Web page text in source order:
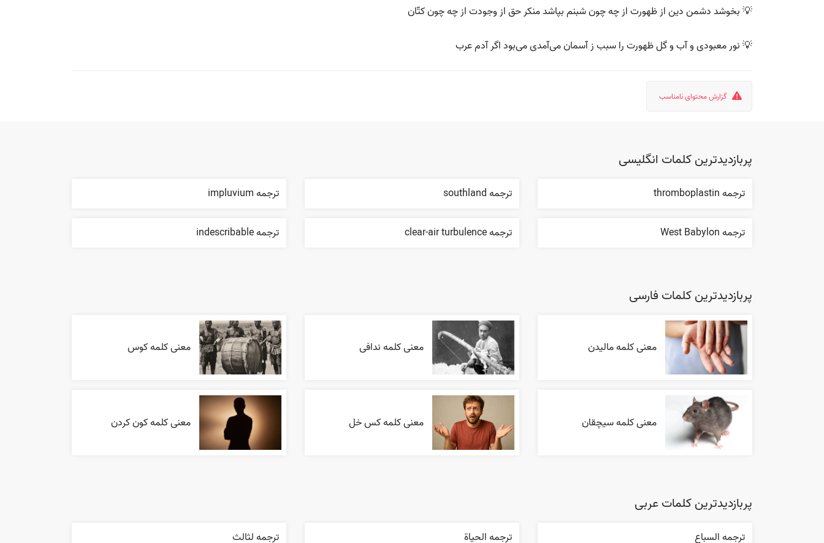
💡 بخوشد دشمن دین از ظهورت از چه چون شبنم بپاشد منکر حق از وجودت از چه چون کتّان
💡 نور معبودی و آب و گل ظهورت را سبب ز آسمان می‌آمدی می‌بود اگر آدم عرب
گزارش محتوای نامناسب
پربازدیدترین کلمات انگلیسی
ترجمه thromboplastin ترجمه southland ترجمه impluvium
ترجمه West Babylon ترجمه clear-air turbulence ترجمه indescribable
پربازدیدترین کلمات فارسی
معنی کلمه مالیدن معنی کلمه ندافی معنی کلمه کوس
معنی کلمه سیچقان معنی کلمه کس خل معنی کلمه کون کردن
پربازدیدترین کلمات عربی
ترجمه السباع ترجمه الحیاة ترجمه لثالث